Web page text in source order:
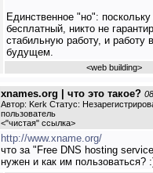
Единственное "но": поскольку
бесплатный, никто не
стабильную работу, и работу
будущем.
<web building>
xnames.org | что это такое?
Автор: Kerk Статус:
пользователь
<"чистая" ссылка>
http://www.xname.org/
что за "Free DNS hosting
нужен и как им пользоваться?